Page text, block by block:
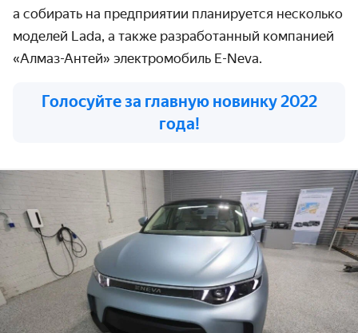
а собирать на предприятии планируется несколько
моделей Lada, а также разработанный компанией
«Алмаз-Антей» электромобиль E-Neva.
Голосуйте за главную новинку 2022
года!